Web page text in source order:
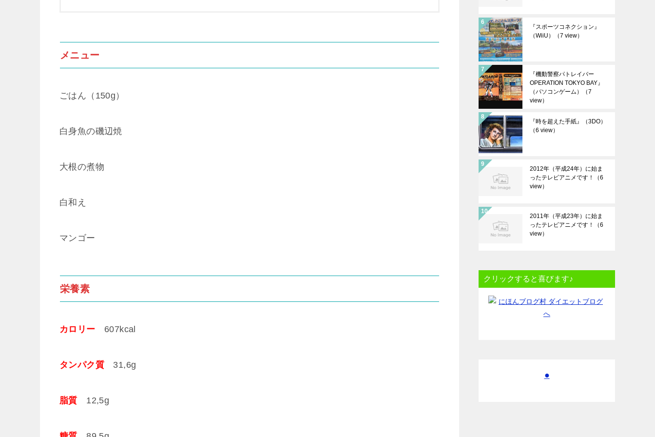
メニュー
ごはん（150g）
白身魚の磯辺焼
大根の煮物
白和え
マンゴー
栄養素
カロリー 607kcal
タンパク質 31,6g
脂質 12,5g
『スポーツコネクション』
（WiiU）
（7 view）
『機動警察パトレイバー
OPERATION TOKYO BAY』
（パソコンゲーム）
（7
view）
『時を超えた手紙』（3DO）
（6 view）
2012年（平成24年）に始ま
ったテレビアニメです！
（6
view）
2011年（平成23年）に始ま
ったテレビアニメです！
（6
view）
クリックすると喜びます♪
●